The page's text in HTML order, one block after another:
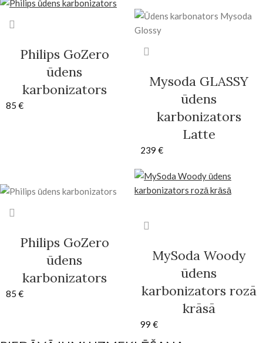
Philips GoZero
ūdens
karbonizators
85 €
Mysoda GLASSY
ūdens
karbonizators
Latte
239 €
Philips GoZero
ūdens
karbonizators
85 €
MySoda Woody
ūdens
karbonizators rozā
krāsā
99 €